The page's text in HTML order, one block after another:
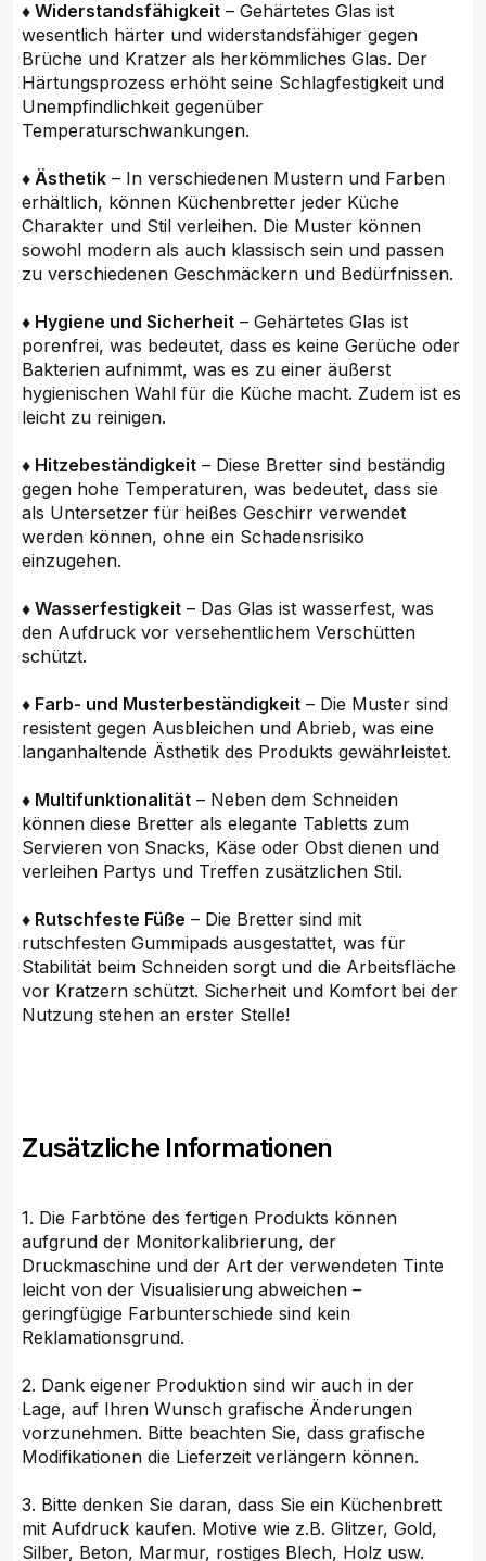
♦ Widerstandsfähigkeit – Gehärtetes Glas ist
wesentlich härter und widerstandsfähiger gegen
Brüche und Kratzer als herkömmliches Glas. Der
Härtungsprozess erhöht seine Schlagfestigkeit und
Unempfindlichkeit gegenüber
Temperaturschwankungen.
♦ Ästhetik – In verschiedenen Mustern und Farben
erhältlich, können Küchenbretter jeder Küche
Charakter und Stil verleihen. Die Muster können
sowohl modern als auch klassisch sein und passen
zu verschiedenen Geschmäckern und Bedürfnissen.
♦ Hygiene und Sicherheit – Gehärtetes Glas ist
porenfrei, was bedeutet, dass es keine Gerüche oder
Bakterien aufnimmt, was es zu einer äußerst
hygienischen Wahl für die Küche macht. Zudem ist es
leicht zu reinigen.
♦ Hitzebeständigkeit – Diese Bretter sind beständig
gegen hohe Temperaturen, was bedeutet, dass sie
als Untersetzer für heißes Geschirr verwendet
werden können, ohne ein Schadensrisiko
einzugehen.
♦ Wasserfestigkeit – Das Glas ist wasserfest, was
den Aufdruck vor versehentlichem Verschütten
schützt.
♦ Farb- und Musterbeständigkeit – Die Muster sind
resistent gegen Ausbleichen und Abrieb, was eine
langanhaltende Ästhetik des Produkts gewährleistet.
♦ Multifunktionalität – Neben dem Schneiden
können diese Bretter als elegante Tabletts zum
Servieren von Snacks, Käse oder Obst dienen und
verleihen Partys und Treffen zusätzlichen Stil.
♦ Rutschfeste Füße – Die Bretter sind mit
rutschfesten Gummipads ausgestattet, was für
Stabilität beim Schneiden sorgt und die Arbeitsfläche
vor Kratzern schützt. Sicherheit und Komfort bei der
Nutzung stehen an erster Stelle!
Zusätzliche Informationen
1. Die Farbtöne des fertigen Produkts können
aufgrund der Monitorkalibrierung, der
Druckmaschine und der Art der verwendeten Tinte
leicht von der Visualisierung abweichen –
geringfügige Farbunterschiede sind kein
Reklamationsgrund.
2. Dank eigener Produktion sind wir auch in der
Lage, auf Ihren Wunsch grafische Änderungen
vorzunehmen. Bitte beachten Sie, dass grafische
Modifikationen die Lieferzeit verlängern können.
3. Bitte denken Sie daran, dass Sie ein Küchenbrett
mit Aufdruck kaufen. Motive wie z.B. Glitzer, Gold,
Silber, Beton, Marmur, rostiges Blech, Holz usw.